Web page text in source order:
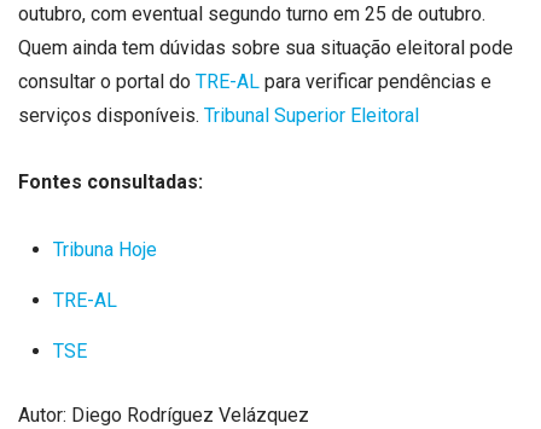
outubro, com eventual segundo turno em 25 de outubro.
Quem ainda tem dúvidas sobre sua situação eleitoral pode
consultar o portal do TRE-AL para verificar pendências e
serviços disponíveis. Tribunal Superior Eleitoral
Fontes consultadas:
Tribuna Hoje
TRE-AL
TSE
Autor: Diego Rodríguez Velázquez